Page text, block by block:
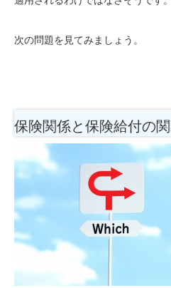
次の問題を見てみましょう。
保険関係と保険給付の